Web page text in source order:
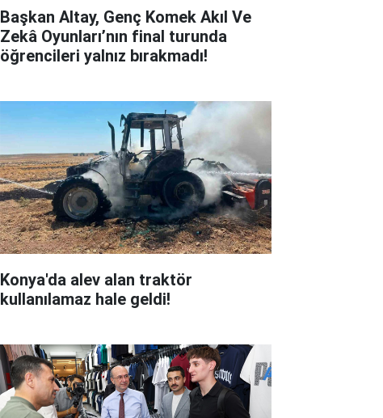
Başkan Altay, Genç Komek Akıl Ve
Zekâ Oyunları’nın final turunda
öğrencileri yalnız bırakmadı!
Konya'da alev alan traktör
kullanılamaz hale geldi!